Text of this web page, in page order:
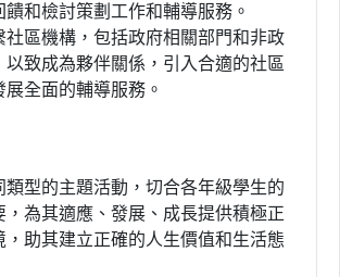
饋和檢討策劃工作和輔導服務。
社區機構，包括政府相關部門和非政
以致成為夥伴關係，引入合適的社區
展全面的輔導服務。
類型的主題活動，切合各年級學生的
，為其適應、發展、成長提供積極正
，助其建立正確的人生價值和生活態